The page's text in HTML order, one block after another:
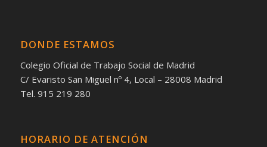
DONDE ESTAMOS
Colegio Oficial de Trabajo Social de Madrid
C/ Evaristo San Miguel nº 4, Local – 28008 Madrid
Tel. 915 219 280
HORARIO DE ATENCIÓN